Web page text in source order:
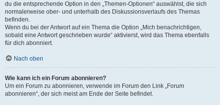
du die entsprechende Option in den „Themen-Optionen“ auswählst, die sich
normalerweise ober- und unterhalb des Diskussionsverlaufs des Themas
befinden.
Wenn du bei der Antwort auf ein Thema die Option „Mich benachrichtigen,
sobald eine Antwort geschrieben wurde“ aktivierst, wird das Thema ebenfalls
für dich abonniert.
Nach oben
Wie kann ich ein Forum abonnieren?
Um ein Forum zu abonnieren, verwende im Forum den Link „Forum
abonnieren“, der sich meist am Ende der Seite befindet.